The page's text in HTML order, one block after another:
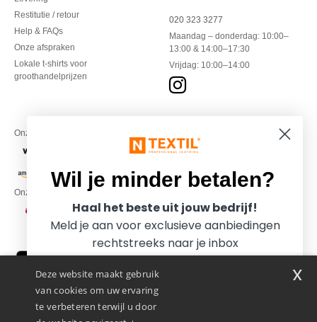
Restitutie / retour
Help & FAQs
Onze afspraken
Lokale t-shirts voor
groothandelprijzen
020 323 3277
Maandag – donderdag: 10:00–
13:00 & 14:00–17:30
Vrijdag: 10:00–14:00
Onze financiële partners
Onze transporteurs
Deze website maakt gebruik
van cookies om uw ervaring
te verbeteren terwijl u door
x
Wil je minder betalen?
Haal het beste uit jouw bedrijf!
Meld je aan voor exclusieve aanbiedingen
rechtstreeks naar je inbox